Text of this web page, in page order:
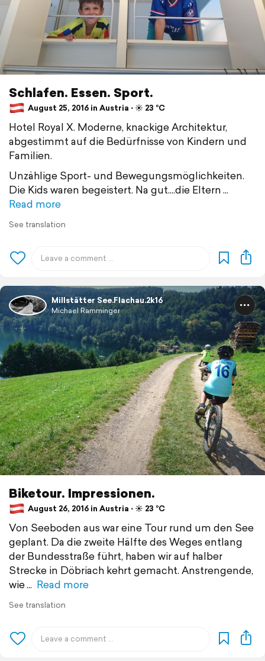
Schlafen. Essen. Sport.
August 25, 2016 in Austria ⋅ ☀️ 23 °C
Hotel Royal X. Moderne, knackige Architektur,
abgestimmt auf die Bedürfnisse von Kindern und
Familien.
Unzählige Sport- und Bewegungsmöglichkeiten.
Die Kids waren begeistert. Na gut....die Eltern
Read more
See translation
Millstätter See.Flachau.2k16
Michael Ramminger
Biketour. Impressionen.
August 26, 2016 in Austria ⋅ ☀️ 23 °C
Von Seeboden aus war eine Tour rund um den See
geplant. Da die zweite Hälfte des Weges entlang
der Bundesstraße führt, haben wir auf halber
Strecke in Döbriach kehrt gemacht. Anstrengende,
wie
Read more
See translation